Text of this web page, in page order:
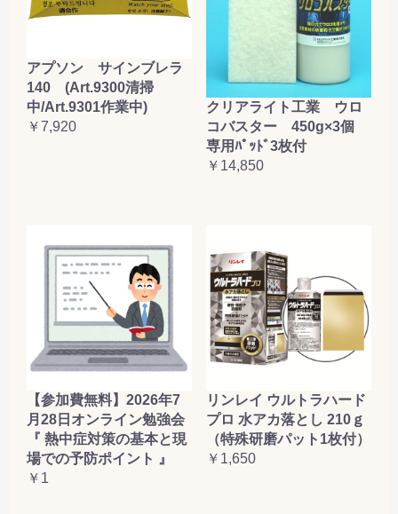
アプソン サインブレラ
140 (Art.9300清掃
中/Art.9301作業中)
￥7,920
クリアライト工業 ウロ
コバスター 450g×3個
専用ﾊﾟｯﾄﾞ3枚付
￥14,850
【参加費無料】2026年7
月28日オンライン勉強会
『 熱中症対策の基本と現
場での予防ポイント 』
￥1
リンレイ ウルトラハード
プロ 水アカ落とし 210ｇ
（特殊研磨パット1枚付）
￥1,650